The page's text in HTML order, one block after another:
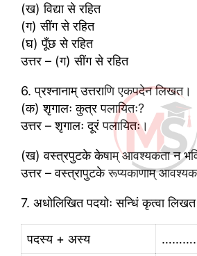
(ख) विद्या से रहित
(ग) सींग से रहित
(घ) पूँछ से रहित
उत्तर – (ग) सींग से रहित
6. प्रश्नानाम् उत्तराणि एकपदेन लिखत।
(क) शृगालः कुत्र पलायितः?
उत्तर – शृगालः दूरं पलायितः।
(ख) वस्त्रपुटके केषाम् आवश्यकता न
उत्तर – वस्त्रापुटके रूप्यकाणाम्
7. अधोलिखित पदयोः सन्धिं कृत्वा
पदस्य + अस्य
……….